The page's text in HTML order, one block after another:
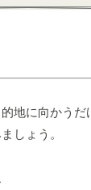
地に向かうだ
しょう。